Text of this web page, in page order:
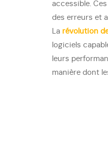
accessible.
des erreurs et
La révolution
logiciels
leurs
manière dont